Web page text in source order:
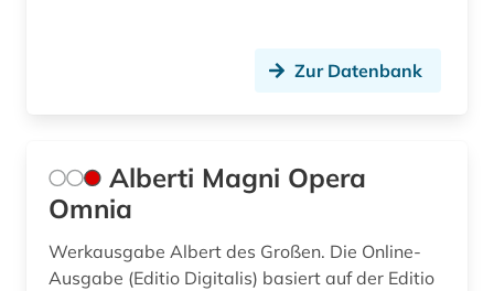
fid altertumswissenschaften - propylaeum (2)
fid geschichtswissenschaft (1)
fid internationale und interdisziplinäre
fid jüdische studien (3)
Zur Datenbank
Alberti Magni Opera
Omnia
Werkausgabe Albert des Großen. Die Online-
Ausgabe (Editio Digitalis) basiert auf der Editio